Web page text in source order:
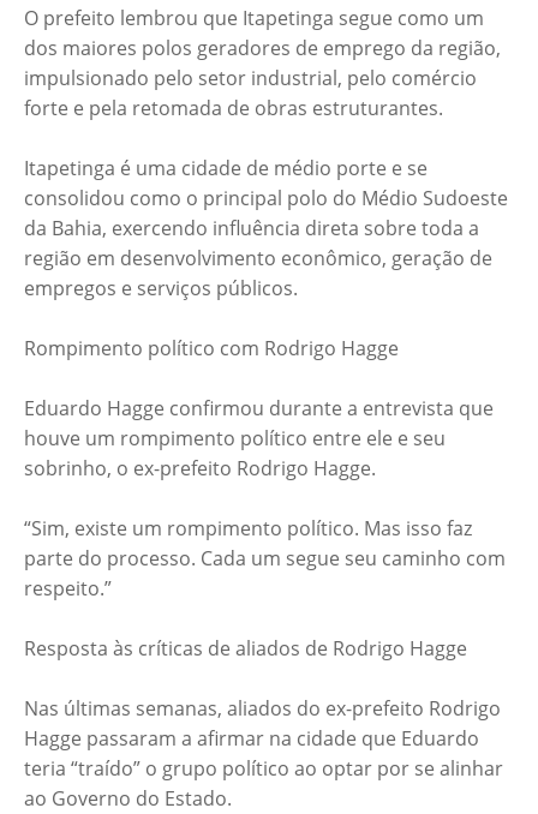
O prefeito lembrou que Itapetinga segue como um
dos maiores polos geradores de emprego da região,
impulsionado pelo setor industrial, pelo comércio
forte e pela retomada de obras estruturantes.
Itapetinga é uma cidade de médio porte e se
consolidou como o principal polo do Médio Sudoeste
da Bahia, exercendo influência direta sobre toda a
região em desenvolvimento econômico, geração de
empregos e serviços públicos.
Rompimento político com Rodrigo Hagge
Eduardo Hagge confirmou durante a entrevista que
houve um rompimento político entre ele e seu
sobrinho, o ex-prefeito Rodrigo Hagge.
“Sim, existe um rompimento político. Mas isso faz
parte do processo. Cada um segue seu caminho com
respeito.”
Resposta às críticas de aliados de Rodrigo Hagge
Nas últimas semanas, aliados do ex-prefeito Rodrigo
Hagge passaram a afirmar na cidade que Eduardo
teria “traído” o grupo político ao optar por se alinhar
ao Governo do Estado.